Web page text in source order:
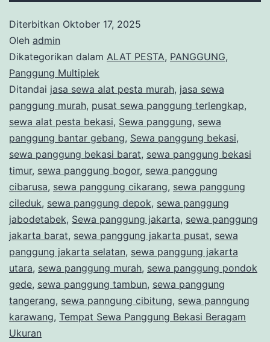
Diterbitkan Oktober 17, 2025
Oleh admin
Dikategorikan dalam ALAT PESTA, PANGGUNG,
Panggung Multiplek
Ditandai jasa sewa alat pesta murah, jasa sewa
panggung murah, pusat sewa panggung terlengkap,
sewa alat pesta bekasi, Sewa panggung, sewa
panggung bantar gebang, Sewa panggung bekasi,
sewa panggung bekasi barat, sewa panggung bekasi
timur, sewa panggung bogor, sewa panggung
cibarusa, sewa panggung cikarang, sewa panggung
cileduk, sewa panggung depok, sewa panggung
jabodetabek, Sewa panggung jakarta, sewa panggung
jakarta barat, sewa panggung jakarta pusat, sewa
panggung jakarta selatan, sewa panggung jakarta
utara, sewa panggung murah, sewa panggung pondok
gede, sewa panggung tambun, sewa panggung
tangerang, sewa panngung cibitung, sewa panngung
karawang, Tempat Sewa Panggung Bekasi Beragam
Ukuran